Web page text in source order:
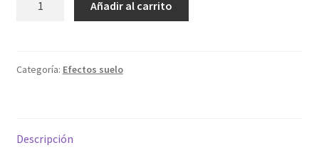
Política de privacidad
Términos y condiciones
Añadir al carrito
Categoría: Efectos suelo
Descripción